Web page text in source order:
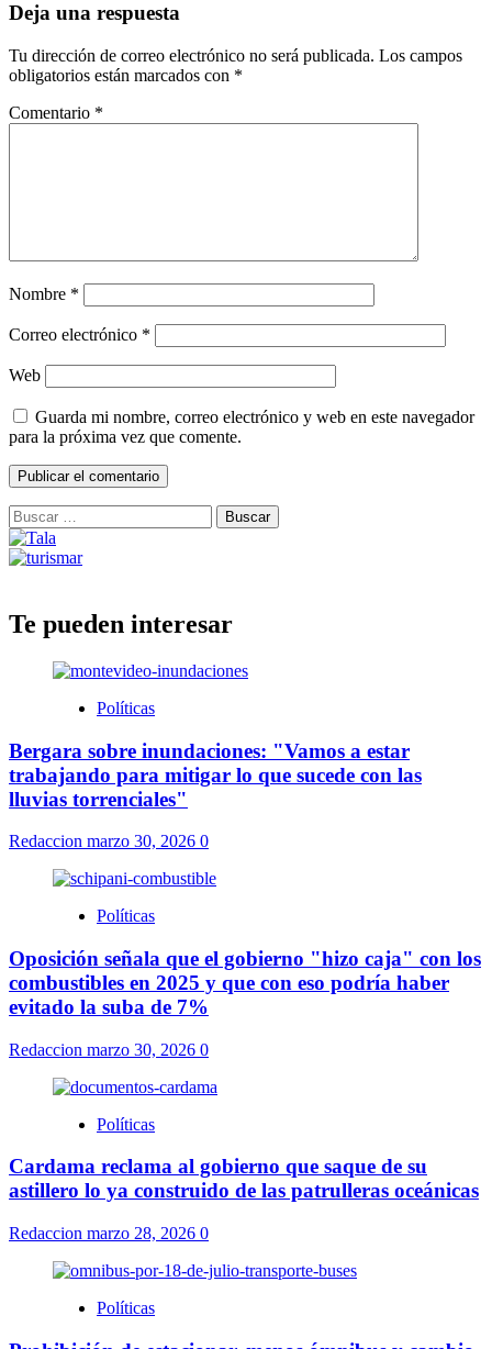
Deja una respuesta
Tu dirección de correo electrónico no será publicada. Los campos
obligatorios están marcados con *
Comentario *
Nombre *
Correo electrónico *
Web
Guarda mi nombre, correo electrónico y web en este navegador
para la próxima vez que comente.
Buscar:
Te pueden interesar
Políticas
Bergara sobre inundaciones: "Vamos a estar
trabajando para mitigar lo que sucede con las
lluvias torrenciales"
Redaccion marzo 30, 2026 0
Políticas
Oposición señala que el gobierno "hizo caja" con los
combustibles en 2025 y que con eso podría haber
evitado la suba de 7%
Redaccion marzo 30, 2026 0
Políticas
Cardama reclama al gobierno que saque de su
astillero lo ya construido de las patrulleras oceánicas
Redaccion marzo 28, 2026 0
Políticas